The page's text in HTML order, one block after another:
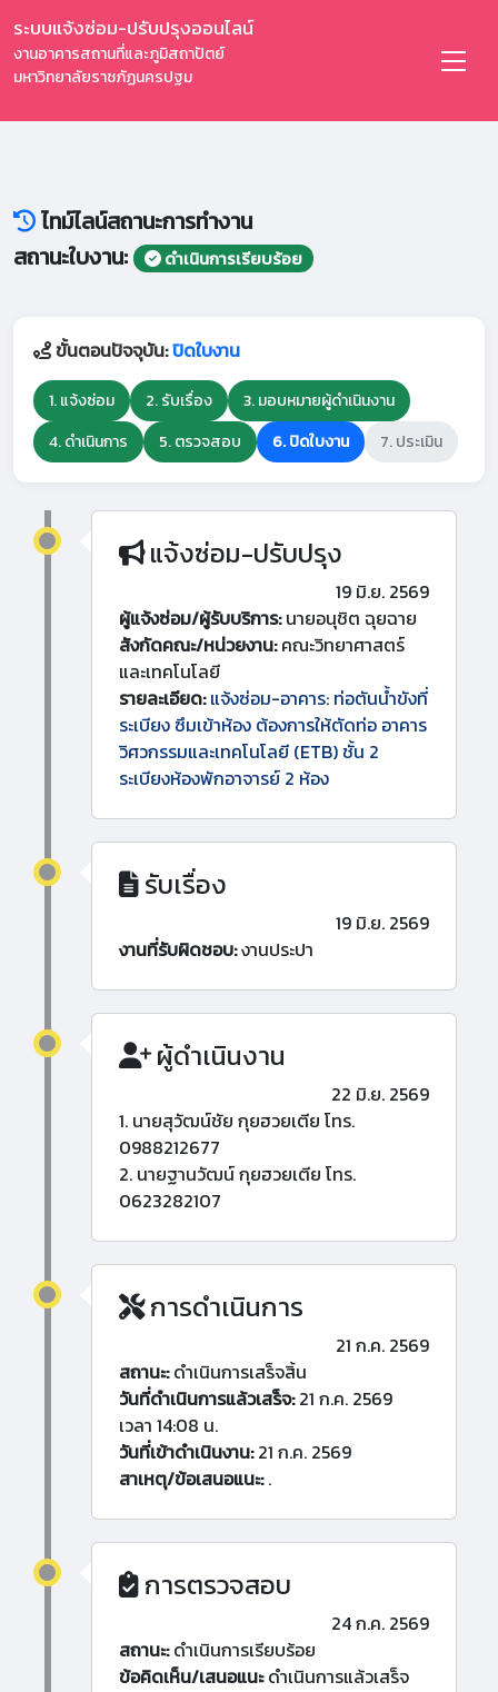
ระบบแจ้งซ่อม-ปรับปรุงออนไลน์
งานอาคารสถานที่และภูมิสถาปัตย์
มหาวิทยาลัยราชภัฏนครปฐม
ไทม์ไลน์สถานะการทำงาน
สถานะใบงาน:
ดำเนินการเรียบร้อย
ขั้นตอนปัจจุบัน:ปิดใบงาน
1. แจ้งซ่อม 2. รับเรื่อง
3. มอบหมายผู้ดำเนินงาน
4. ดำเนินการ
5. ตรวจสอบ 6. ปิดใบงาน 7. ประเมิน
แจ้งซ่อม-ปรับปรุง
19 มิ.ย. 2569
ผู้แจ้งซ่อม/ผู้รับบริการ:นายอนุชิต ฉุยฉาย
สังกัดคณะ/หน่วยงาน:คณะวิทยาศาสตร์
และเทคโนโลยี
รายละเอียด: แจ้งซ่อม-อาคาร: ท่อตันน้ำขังที่
ระเบียง ซึมเข้าห้อง ต้องการให้ตัดท่อ อาคาร
วิศวกรรมและเทคโนโลยี (ETB) ชั้น 2
ระเบียงห้องพักอาจารย์ 2 ห้อง
รับเรื่อง
19 มิ.ย. 2569
งานที่รับผิดชอบ:งานประปา
ผู้ดำเนินงาน
22 มิ.ย. 2569
1. นายสุวัฒน์ชัย กุยฮวยเตีย โทร.
0988212677
2. นายฐานวัฒน์ กุยฮวยเตีย โทร.
0623282107
การดำเนินการ
21 ก.ค. 2569
สถานะ:ดำเนินการเสร็จสิ้น
วันที่ดำเนินการแล้วเสร็จ:21 ก.ค. 2569
เวลา 14:08 น.
วันที่เข้าดำเนินงาน:21 ก.ค. 2569
สาเหตุ/ข้อเสนอแนะ:.
การตรวจสอบ
24 ก.ค. 2569
สถานะ:ดำเนินการเรียบร้อย
ข้อคิดเห็น/เสนอแนะดำเนินการแล้วเสร็จ